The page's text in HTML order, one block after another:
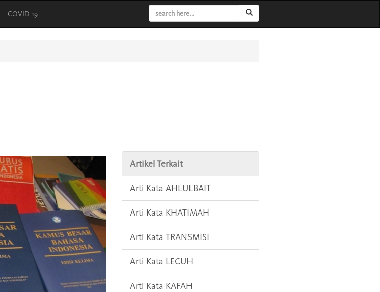
COVID-19
Artikel Terkait
Arti Kata AHLULBAIT
Arti Kata KHATIMAH
Arti Kata TRANSMISI
Arti Kata LECUH
Arti Kata KAFAH